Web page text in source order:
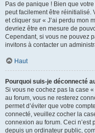
Pas de panique ! Bien que
peut facilement être réinitialisé.
et cliquer sur « J’ai perdu mon
devriez être en mesure de
Cependant, si vous ne pouvez
invitons à contacter un
Haut
Pourquoi suis-je déconnecté
Si vous ne cochez pas la case
au forum, vous ne resterez
permet d’éviter que votre
connecté, veuillez cocher la
connexion au forum. Ceci n’est
depuis un ordinateur public,